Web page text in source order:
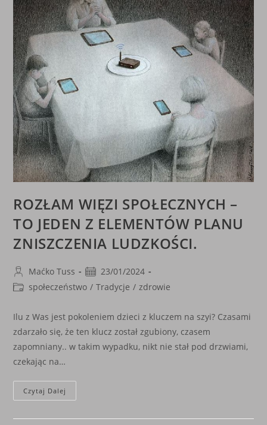
ROZŁAM WIĘZI SPOŁECZNYCH –
TO JEDEN Z ELEMENTÓW PLANU
ZNISZCZENIA LUDZKOŚCI.
Post
author:
Maćko Tuss
Post
published:
23/01/2024
Postspołeczeństwo / Tradycje / zdrowie
Ilu z Was jest pokoleniem dzieci z kluczem na szyi? Czasami
zdarzało się, że ten klucz został zgubiony, czasem
zapomniany.. w takim wypadku, nikt nie stał pod drzwiami,
czekając na…
Czytaj Dalej
WIĘZI
–